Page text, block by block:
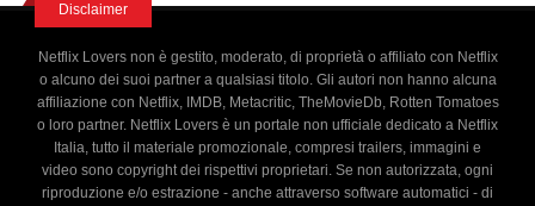
Disclaimer
Netflix Lovers non è gestito, moderato, di proprietà o affiliato con Netflix
o alcuno dei suoi partner a qualsiasi titolo. Gli autori non hanno alcuna
affiliazione con Netflix, IMDB, Metacritic, TheMovieDb, Rotten Tomatoes
o loro partner. Netflix Lovers è un portale non ufficiale dedicato a Netflix
Italia, tutto il materiale promozionale, compresi trailers, immagini e
video sono copyright dei rispettivi proprietari. Se non autorizzata, ogni
riproduzione e/o estrazione - anche attraverso software automatici - di